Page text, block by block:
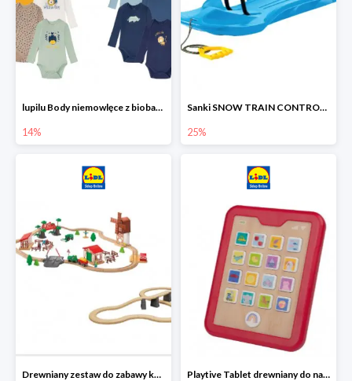
lupilu Body niemowlęce z biobawełny
14%
Sanki SNOW TRAIN CONTROL -25%
25%
Drewniany zestaw do zabawy kolejką - farma i wiadukt Playtive Tablet drewniany do nauki, interaktywny